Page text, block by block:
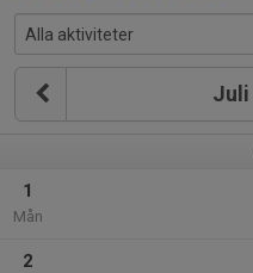
Juli
1
Mån
2